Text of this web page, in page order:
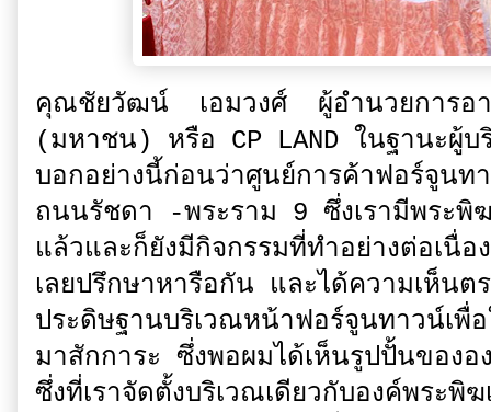
คุณชัยวัฒน์ เอมวงศ์ ผู้อำนวยการ
(มหาชน) หรือ CP LAND ในฐานะ
บอกอย่างนี้ก่อนว่าศูนย์การค้าฟอร์จูน
ถนนรัชดา -พระราม 9 ซึ่งเรามีพระพิ
แล้วและก็ยังมีกิจกรรมที่ทำอย่างต่อเนื่
เลยปรึกษาหารือกัน และได้ความเห็นต
ประดิษฐานบริเวณหน้าฟอร์จูนทาวน์เพื่
มาสักการะ ซึ่งพอผมได้เห็นรูปปั้นของ
ซึ่งที่เราจัดตั้งบริเวณเดียวกับองค์พระพิ